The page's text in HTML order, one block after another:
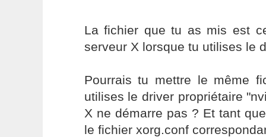
La fichier que tu as mis est
serveur X lorsque tu utilises le
Pourrais tu mettre le même
utilises le driver propriétaire
X ne démarre pas ? Et tant
le fichier xorg.conf